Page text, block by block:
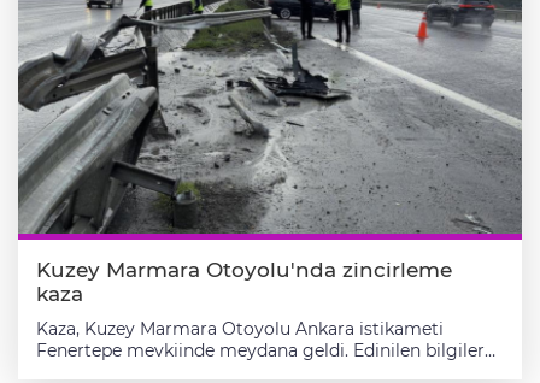
Kuzey Marmara Otoyolu'nda zincirleme
kaza
Kaza, Kuzey Marmara Otoyolu Ankara istikameti
Fenertepe mevkiinde meydana geldi. Edinilen bilgilere